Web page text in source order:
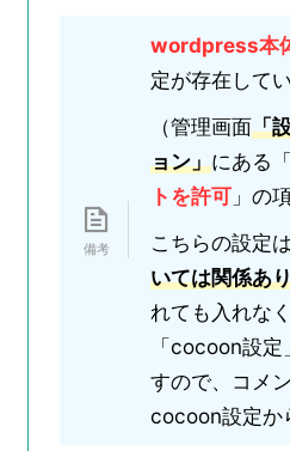
wordpress本
定が存在してい
（管理画面「
ョン」にある「
トを許可 」の
こちらの設定
いては関係あ
れても入れな
「cocoon設
すので、 コメ
cocoon設定か